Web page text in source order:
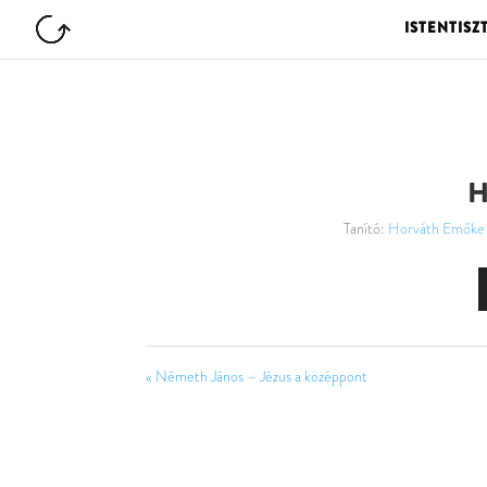
Tanító: Horváth Emőke
« Németh János – Jézus a középpont